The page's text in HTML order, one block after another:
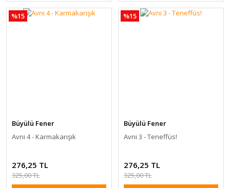
%15
Büyülü Fener
Avni 4 - Karmakarışık
276,25 TL
325,00 TL
%15
Büyülü Fener
Avni 3 - Teneffüs!
276,25 TL
325,00 TL